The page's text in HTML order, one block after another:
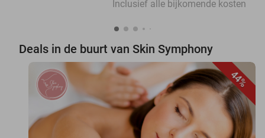
Inclusief alle bijkomende kosten
Deals in de buurt van Skin Symphony
44%